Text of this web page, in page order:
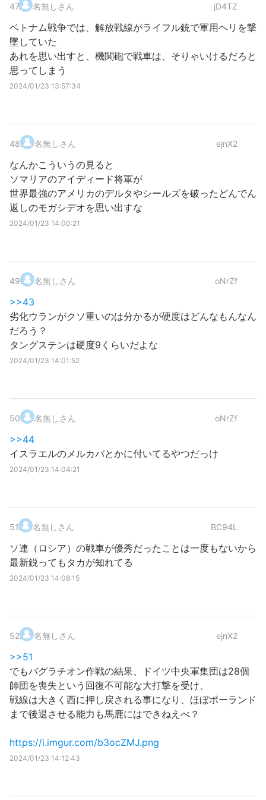
47. 名無しさん jD4TZ
ベトナム戦争では、解放戦線がライフル銃で軍用ヘリを撃
墜していた
あれを思い出すと、機関砲で戦車は、そりゃいけるだろと
思ってしまう
2024/01/23 13:57:34
48. 名無しさん ejnX2
なんかこういうの見ると
ソマリアのアイディード将軍が
世界最強のアメリカのデルタやシールズを破ったどんでん
返しのモガシデオを思い出すな
2024/01/23 14:00:21
49. 名無しさん oNrZf
>>43
劣化ウランがクソ重いのは分かるが硬度はどんなもんなん
だろう？
タングステンは硬度9くらいだよな
2024/01/23 14:01:52
50. 名無しさん oNrZf
>>44
イスラエルのメルカバとかに付いてるやつだっけ
2024/01/23 14:04:21
51. 名無しさん BC94L
ソ連（ロシア）の戦車が優秀だったことは一度もないから
最新鋭ってもタカが知れてる
2024/01/23 14:08:15
52. 名無しさん ejnX2
>>51
でもバグラチオン作戦の結果、ドイツ中央軍集団は28個
師団を喪失という回復不可能な大打撃を受け、
戦線は大きく西に押し戻される事になり、ほぼポーランド
まで後退させる能力も馬鹿にはできねえべ？
https://i.imgur.com/b3ocZMJ.png
2024/01/23 14:12:43